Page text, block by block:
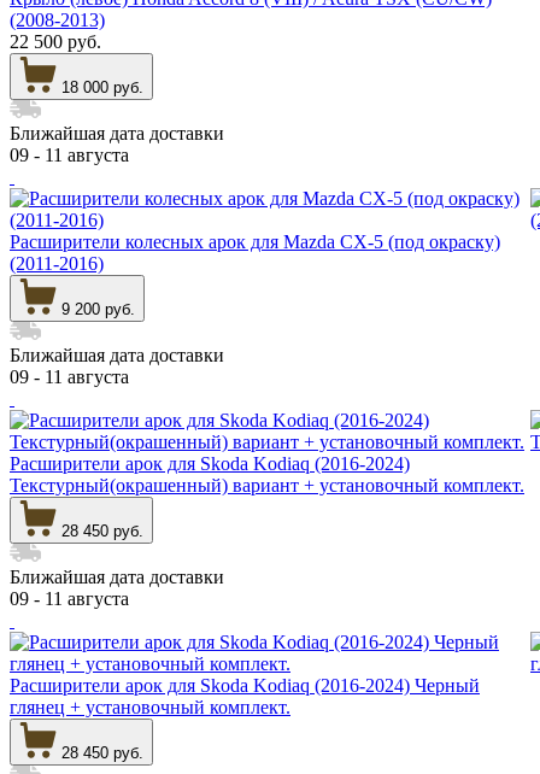
(2008-2013)
22 500 руб.
18 000 руб.
Ближайшая дата доставки
09 - 11 августа
Расширители колесных арок для Mazda CX-5 (под окраску)
(2011-2016)
9 200 руб.
Ближайшая дата доставки
09 - 11 августа
Расширители арок для Skoda Kodiaq (2016-2024)
Текстурный(окрашенный) вариант + установочный комплект.
28 450 руб.
Ближайшая дата доставки
09 - 11 августа
Расширители арок для Skoda Kodiaq (2016-2024) Черный
глянец + установочный комплект.
28 450 руб.